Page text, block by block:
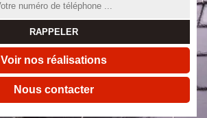
Voir nos réalisations
Nous contacter